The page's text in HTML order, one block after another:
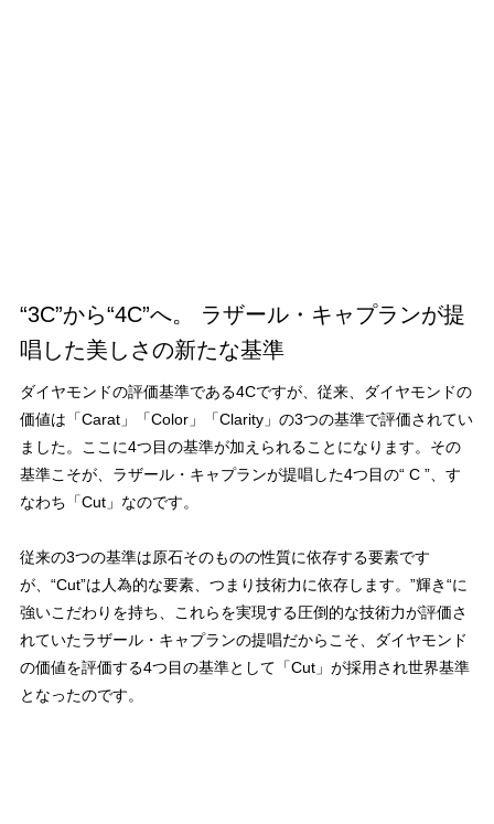
“3C”から“4C”へ。 ラザール・キャプランが提
唱した美しさの新たな基準
ダイヤモンドの評価基準である4Cですが、従来、ダイヤモンドの
価値は「Carat」「Color」「Clarity」の3つの基準で評価されてい
ました。ここに4つ目の基準が加えられることになります。その
基準こそが、ラザール・キャプランが提唱した4つ目の“ C ”、す
なわち「Cut」なのです。
従来の3つの基準は原石そのものの性質に依存する要素です
が、“Cut”は人為的な要素、つまり技術力に依存します。”輝き“に
強いこだわりを持ち、これらを実現する圧倒的な技術力が評価さ
れていたラザール・キャプランの提唱だからこそ、ダイヤモンド
の価値を評価する4つ目の基準として「Cut」が採用され世界基準
となったのです。